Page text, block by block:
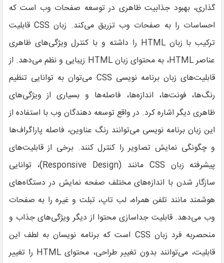
گذاری، بهبود جذابیت ظاهری در توسعه صفحات وب است که
احساسات را به صفحات وب تزریق می‌کند. زبان CSS قابلیت
ترکیب با زبان HTML را داشته و با کنترل ویژگی‌های ظاهری
عناصر HTML، به محتوای زبان HTML زیبایی و نظم می‌دهد. از
قابلیت‌های زبان برنامه نویسی CSS می‌توان به توانایی تنظیم
رنگ‌ها، فونت‌ها، اندازه‌ها، فاصله‌ها و بسیاری از ویژگی‌های
ظاهری دیگر اشاره کرد. در واقع توسعه دهندگان وب با استفاده از
این زبان برنامه نویسی می‌توانند رنگ عناوین، فاصله پاراگراف‌ها
و چگونگی نمایش تصاویر را کنترل کنند. برخی از قابلیت‌های
پیشرفته زبان CSS مانند (Responsive Design)، توانایی
سازگار شدن با اندازه‌های مختلف صفحه نمایش در دستگاه‌های
هوشمند مانند تلفن همراه، لب تاپ، تبلت و غیره را به صفحات
وب می‌دهد. قابلیت جداسازی محتوا از دیگر ویژگی‌های جذاب و
منحصربه فرد زبان CSS است که برنامه نویسان به لطف این
قابلیت، می‌توانند بدون تغییر طراحی، محتوای HTML را تغییر